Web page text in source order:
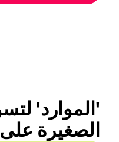
الصغيرة على TikTok